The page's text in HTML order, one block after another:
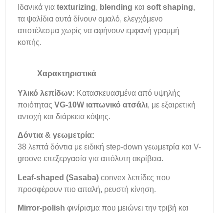
Ιδανικά για texturizing, blending και soft shaping,
τα ψαλίδια αυτά δίνουν ομαλό, ελεγχόμενο
αποτέλεσμα χωρίς να αφήνουν εμφανή γραμμή
κοπής.
Χαρακτηριστικά
Υλικό λεπίδων: Κατασκευασμένα από υψηλής
ποιότητας VG-10W ιαπωνικό ατσάλι, με εξαιρετική
αντοχή και διάρκεια κόψης.
Δόντια & γεωμετρία:
38 λεπτά δόντια με ειδική step-down γεωμετρία και V-
groove επεξεργασία για απόλυτη ακρίβεια.
Leaf-shaped (Sasaba) convex λεπίδες που
προσφέρουν πιο απαλή, ρευστή κίνηση.
Mirror-polish φινίρισμα που μειώνει την τριβή και